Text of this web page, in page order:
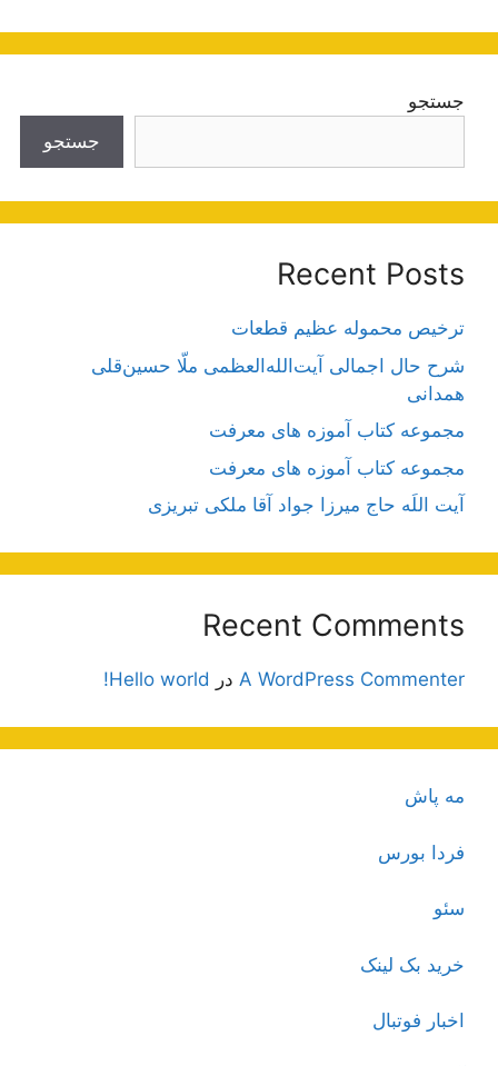
جستجو
جستجو
Recent Posts
ترخیص محموله عظیم قطعات
شرح حال اجمالی آیت‌الله‌العظمی ملّا حسین‌قلی
همدانی
مجموعه کتاب آموزه های معرفت
مجموعه کتاب آموزه های معرفت
آیت اللَه حاج میرزا جواد آقا ملکی تبریزی
Recent Comments
A WordPress Commenter در Hello world!
مه پاش
فردا بورس
سئو
خرید بک لینک
اخبار فوتبال